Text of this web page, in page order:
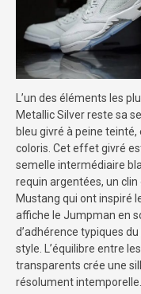
L’un des éléments les
Metallic Silver reste sa
bleu givré à peine teinté,
coloris. Cet effet givré
semelle intermédiaire
requin argentées, un clin
Mustang qui ont inspiré
affiche le Jumpman en
d’adhérence typiques
style. L’équilibre entre
transparents crée une
résolument